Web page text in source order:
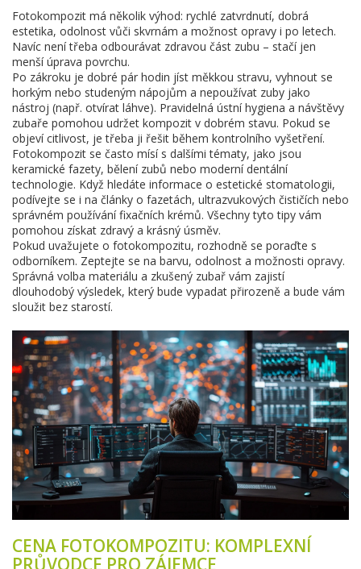
Fotokompozit má několik výhod: rychlé zatvrdnutí, dobrá
estetika, odolnost vůči skvrnám a možnost opravy i po letech.
Navíc není třeba odbourávat zdravou část zubu – stačí jen
menší úprava povrchu.
Po zákroku je dobré pár hodin jíst měkkou stravu, vyhnout se
horkým nebo studeným nápojům a nepoužívat zuby jako
nástroj (např. otvírat láhve). Pravidelná ústní hygiena a návštěvy
zubaře pomohou udržet kompozit v dobrém stavu. Pokud se
objeví citlivost, je třeba ji řešit během kontrolního vyšetření.
Fotokompozit se často mísí s dalšími tématy, jako jsou
keramické fazety, bělení zubů nebo moderní dentální
technologie. Když hledáte informace o estetické stomatologii,
podívejte se i na články o fazetách, ultrazvukových čističích nebo
správném používání fixačních krémů. Všechny tyto tipy vám
pomohou získat zdravý a krásný úsměv.
Pokud uvažujete o fotokompozitu, rozhodně se poraďte s
odborníkem. Zeptejte se na barvu, odolnost a možnosti opravy.
Správná volba materiálu a zkušený zubař vám zajistí
dlouhodobý výsledek, který bude vypadat přirozeně a bude vám
sloužit bez starostí.
CENA FOTOKOMPOZITU: KOMPLEXNÍ
PRŮVODCE PRO ZÁJEMCE